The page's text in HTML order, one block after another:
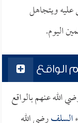
عليه ويتجاهل
اليوم.
الواقع
الله عنهم بالواقع